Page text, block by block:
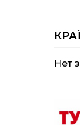
05 сер
Нет